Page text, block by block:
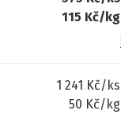
115 Kč/kg
1 241 Kč/ks
50 Kč/kg